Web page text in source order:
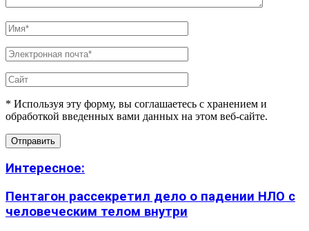
* Используя эту форму, вы соглашаетесь с хранением и
обработкой введенных вами данных на этом веб-сайте.
Интересное:
Пентагон рассекретил дело о падении НЛО с
человеческим телом внутри